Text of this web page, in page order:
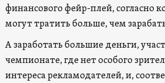
финансового фейр-плей, согласно
могут тратить больше, чем
А заработать большие деньги,
чемпионате, где нет особого
интереса рекламодателей, и,